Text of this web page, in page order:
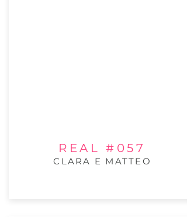
REAL #057
CLARA E MATTEO